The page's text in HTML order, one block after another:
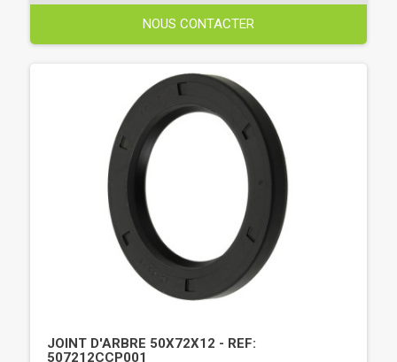
NOUS CONTACTER
JOINT D'ARBRE 50X72X12 - REF:
507212CCP001